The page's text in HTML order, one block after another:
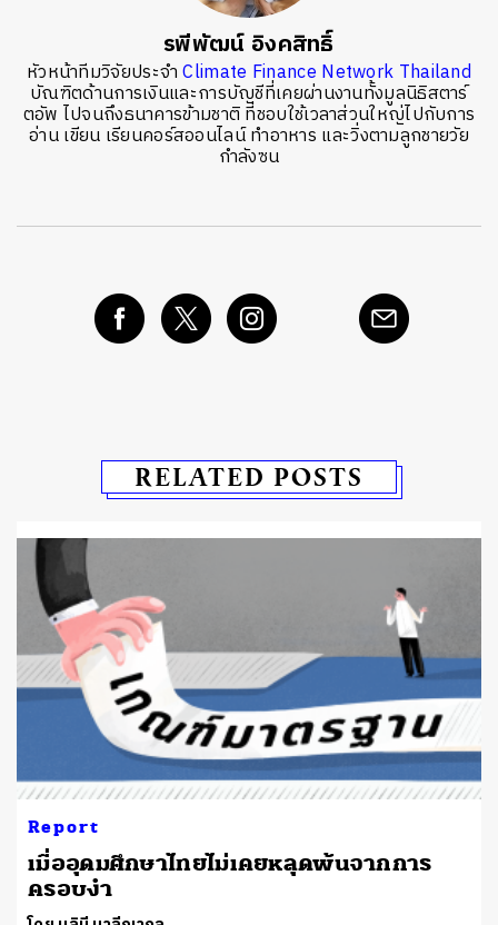
รพีพัฒน์ อิงคสิทธิ์
หัวหน้าทีมวิจัยประจำClimate Finance Network Thailand
บัณฑิตด้านการเงินและการบัญชีที่เคยผ่านงานทั้งมูลนิธิสตาร์
ตอัพ ไปจนถึงธนาคารข้ามชาติ ที่ชอบใช้เวลาส่วนใหญ่ไปกับการ
อ่าน เขียน เรียนคอร์สออนไลน์ ทำอาหาร และวิ่งตามลูกชายวัย
กำลังซน
RELATED POSTS
Report
เมื่ออุดมศึกษาไทยไม่เคยหลุดพ้นจากการ
ครอบงำ